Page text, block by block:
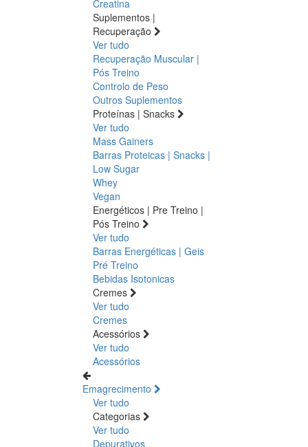
Creatina
Suplementos |
Recuperação
Ver tudo
Recuperação Muscular |
Pós Treino
Controlo de Peso
Outros Suplementos
Proteínas | Snacks
Ver tudo
Mass Gainers
Barras Proteicas | Snacks |
Low Sugar
Whey
Vegan
Energéticos | Pre Treino |
Pós Treino
Ver tudo
Barras Energéticas | Geis
Pré Treino
Bebidas Isotonicas
Cremes
Ver tudo
Cremes
Acessórios
Ver tudo
Acessórios
Emagrecimento
Ver tudo
Categorias
Ver tudo
Depurativos